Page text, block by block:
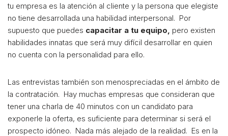
tu empresa es la atención al cliente y la persona que elegiste
no tiene desarrollada una habilidad interpersonal. Por
supuesto que puedes capacitar a tu equipo, pero existen
habilidades innatas que será muy difícil desarrollar en quien
no cuenta con la personalidad para ello.
Las entrevistas también son menospreciadas en el ámbito de
la contratación. Hay muchas empresas que consideran que
tener una charla de 40 minutos con un candidato para
exponerle la oferta, es suficiente para determinar si será el
prospecto idóneo. Nada más alejado de la realidad. Es en la